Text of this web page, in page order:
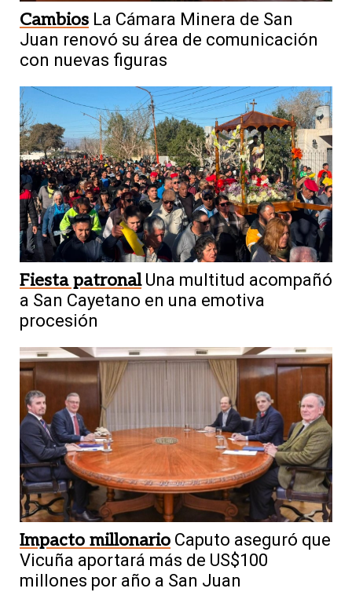
Cambios La Cámara Minera de San
Juan renovó su área de comunicación
con nuevas figuras
Fiesta patronal Una multitud acompañó
a San Cayetano en una emotiva
procesión
Impacto millonario Caputo aseguró que
Vicuña aportará más de US$100
millones por año a San Juan